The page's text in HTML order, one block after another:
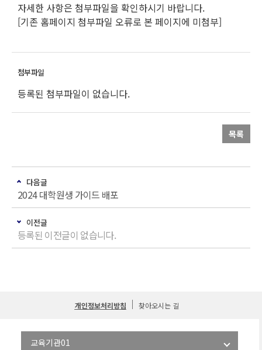
자세한 사항은 첨부파일을 확인하시기 바랍니다.
[기존 홈페이지 첨부파일 오류로 본 페이지에 미첨부]
등록된 첨부파일이 없습니다.
목록
다음글
2024 대학원생 가이드 배포
이전글
등록된 이전글이 없습니다.
개인정보처리방침 찾아오시는 길